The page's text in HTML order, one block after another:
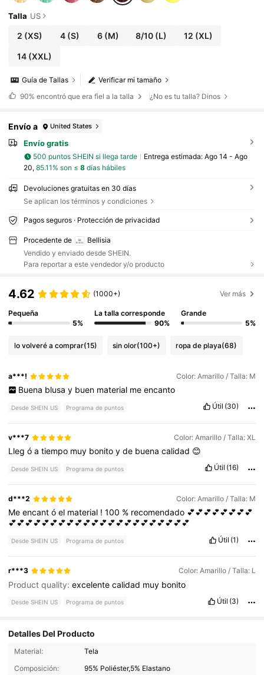
Talla US
2 (XS) 4(S) 6(M) 8/10 (L) 12 (XL)
14(XXL)
Verificar mi tamaño
Guía de Tallas
90% encontró que era fiel a la talla ¿No es tu talla? Dinos
Envío a United States
Envío gratis
500 puntos SHEIN si llega tarde Entrega estimada: Ago 14 - Ago
20, 85.11% son ≤ 8días hábiles
Devoluciones gratuitas en 30 días
Se aplican los términos y condiciones
Pagos seguros · Protección de privacidad
Procedente de
Bellisia
Vendido y enviado desde SHEIN.
Para reportar a este vendedor y/o producto
4.62 (1000+) Ver más
Pequeña
5%
La talla corresponde
90%
Grande
5%
lo volveré a comprar(15) sin olor(100+) ropa de playa(68)
a***! Color: Amarillo / Talla: M
Buena blusa y buen material me encanto
Desde SHEIN US Programa de puntos Útil (30)
v***7 Color: Amarillo / Talla: XL
Llegóatiempo muy bonitoyde buenacalidad 😊
Desde SHEIN US Programa de puntos Útil (16)
d***2 Color: Amarillo / Talla: M
Meencantóel material !100 % recomendado 💕💕💕💕💕💕💕💕
💕💕💕💕💕💕💕💕💕💕💕💕💕💕💕💕💕💕💕💕💕💕
Desde SHEIN US Programa de puntos Útil (1)
r***3 Color: Amarillo / Talla: L
Product quality:excelentecalidad muy bonito
Desde SHEIN US Programa de puntos Útil (3)
Detalles Del Producto
Material:
Tela
Composición:
95% Poliéster,5% Elastano